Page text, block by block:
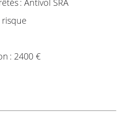
: Antivol SRA
: 2400 €